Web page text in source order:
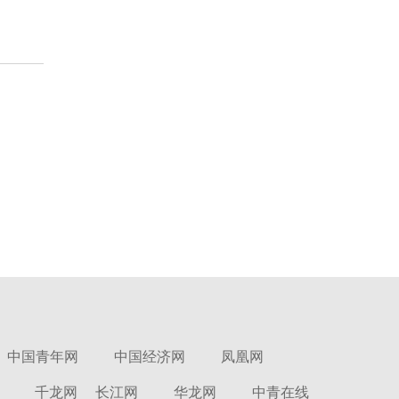
中国青年网 中国经济网 凤凰网
千龙网 长江网 华龙网 中青在线